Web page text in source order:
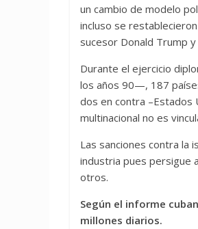
un cambio de modelo
incluso se
sucesor Donald Trump y
Durante el ejercicio
los años 90—, 187
dos en contra –Estados
multinacional no es
Las sanciones contra la
industria pues persigue
otros.
Según el informe
millones diarios.